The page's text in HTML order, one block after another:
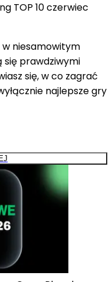
TOP 10 czerwiec
w niesamowitym
prawdziwymi
się, w co zagrać
najlepsze gry